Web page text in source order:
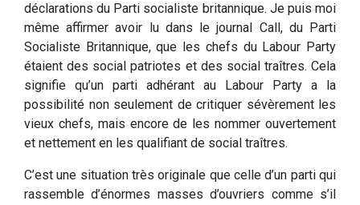
déclarations du Parti socialiste britannique. Je puis moi
même affirmer avoir lu dans le journal Call, du Parti
Socialiste Britannique, que les chefs du Labour Party
étaient des social patriotes et des social traîtres. Cela
signifie qu’un parti adhérant au Labour Party a la
possibilité non seulement de critiquer sévèrement les
vieux chefs, mais encore de les nommer ouvertement
et nettement en les qualifiant de social traîtres.
C’est une situation très originale que celle d’un parti qui
rassemble d’énormes masses d’ouvriers comme s’il